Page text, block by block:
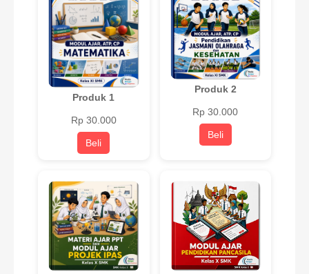
Produk 1
Rp 30.000
Beli
Produk 2
Rp 30.000
Beli